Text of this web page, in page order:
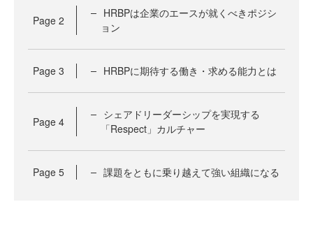
Page 2
HRBPは企業のエースが就くべきポジシ
ョン
Page 3 HRBPに期待する働き・求める能力とは
Page 4
シェアドリーダーシップを実現する
「Respect」カルチャー
Page 5 課題をともに乗り越えて強い組織になる